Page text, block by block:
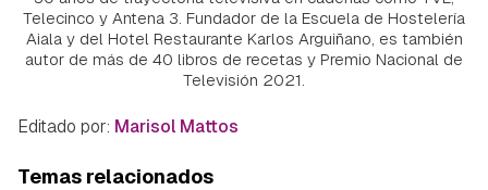
Telecinco y Antena 3. Fundador de la Escuela de Hostelería
Aiala y del Hotel Restaurante Karlos Arguiñano, es también
autor de más de 40 libros de recetas y Premio Nacional de
Televisión 2021.
Editado por: Marisol Mattos
Temas relacionados